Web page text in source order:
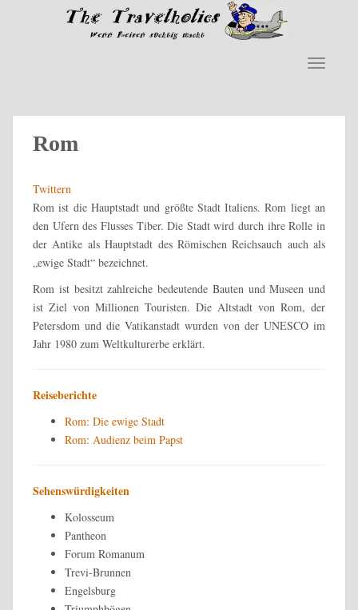
Rom
Twittern
Rom ist die Hauptstadt und größte Stadt Italiens. Rom liegt an
den Ufern des Flusses Tiber. Die Stadt wird durch ihre Rolle in
der Antike als Hauptstadt des Römischen Reichsauch auch als
„ewige Stadt“ bezeichnet.
Rom ist besitzt zahlreiche bedeutende Bauten und Museen und
ist Ziel von Millionen Touristen. Die Altstadt von Rom, der
Petersdom und die Vatikanstadt wurden von der UNESCO im
Jahr 1980 zum Weltkulturerbe erklärt.
Reiseberichte
Rom: Die ewige Stadt
Rom: Audienz beim Papst
Sehenswürdigkeiten
Kolosseum
Pantheon
Forum Romanum
Trevi-Brunnen
Engelsburg